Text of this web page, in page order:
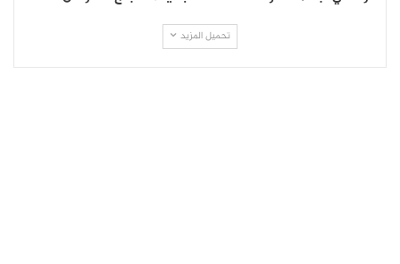
تحميل المزيد